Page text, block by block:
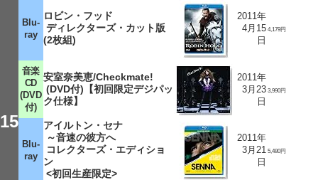
15
Blu-
ray
ロビン・フッド
ディレクターズ・カット版
(2枚組)
2011年
4月15
日
4,179円
音楽
CD
(DVD
付)
安室奈美恵/Checkmate!
(DVD付)【初回限定デジパッ
ク仕様】
2011年
3月23
日
3,990円
Blu-
ray
アイルトン・セナ
～音速の彼方へ
コレクターズ・エディショ
ン
<初回生産限定>
2011年
3月21
日
5,480円